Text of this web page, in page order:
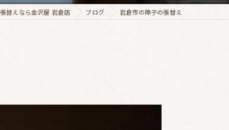
替えなら金沢屋 岩倉店 ブログ 岩倉市の障子の張替え